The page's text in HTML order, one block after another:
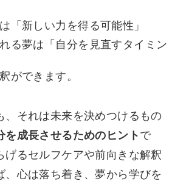
「新しい力を得る可能性」
る夢は「自分を見直すタイミン
ができます。
、それは未来を決めつけるもの
を成長させるためのヒント で
げるセルフケアや前向きな解釈
、心は落ち着き、夢から学びを